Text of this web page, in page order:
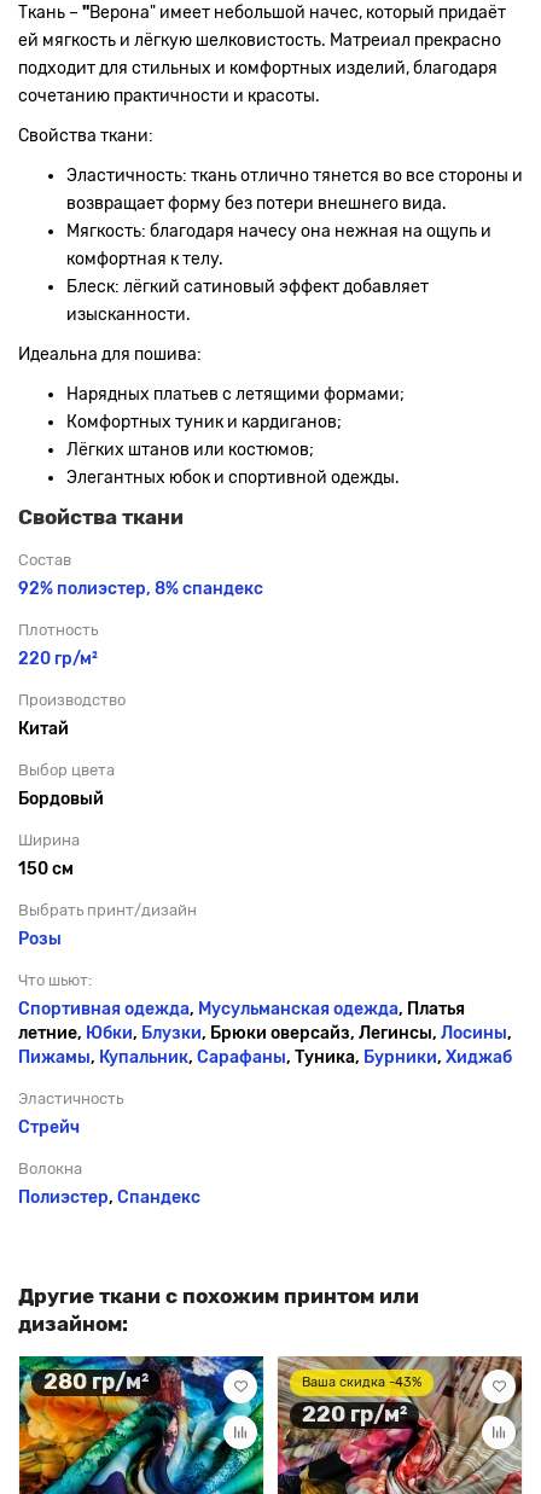
Ткань – "Верона" имеет небольшой начес, который придаёт
ей мягкость и лёгкую шелковистость. Матреиал прекрасно
подходит для стильных и комфортных изделий, благодаря
сочетанию практичности и красоты.
Свойства ткани:
Эластичность: ткань отлично тянется во все стороны и
возвращает форму без потери внешнего вида.
Мягкость: благодаря начесу она нежная на ощупь и
комфортная к телу.
Блеск: лёгкий сатиновый эффект добавляет
изысканности.
Идеальна для пошива:
Нарядных платьев с летящими формами;
Комфортных туник и кардиганов;
Лёгких штанов или костюмов;
Элегантных юбок и спортивной одежды.
Свойства ткани
Состав
92% полиэстер, 8% спандекс
Плотность
220 гр/м²
Производство
Китай
Выбор цвета
Бордовый
Ширина
150 см
Выбрать принт/дизайн
Розы
Что шьют:
Спортивная одежда, Мусульманская одежда, Платья
летние, Юбки, Блузки, Брюки оверсайз, Легинсы, Лосины,
Пижамы, Купальник, Сарафаны, Туника, Бурники, Хиджаб
Эластичность
Стрейч
Волокна
Полиэстер, Спандекс
Другие ткани с похожим принтом или
дизайном:
280 гр/м² Ваша скидка -43%
220 гр/м²